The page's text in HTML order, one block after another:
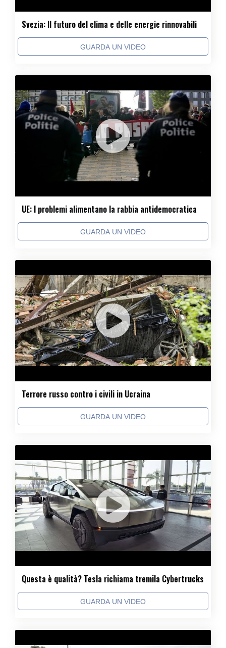
Svezia: Il futuro del clima e delle energie rinnovabili
GUARDA UN VIDEO
UE: I problemi alimentano la rabbia antidemocratica
GUARDA UN VIDEO
Terrore russo contro i civili in Ucraina
GUARDA UN VIDEO
Questa è qualità? Tesla richiama tremila Cybertrucks
GUARDA UN VIDEO